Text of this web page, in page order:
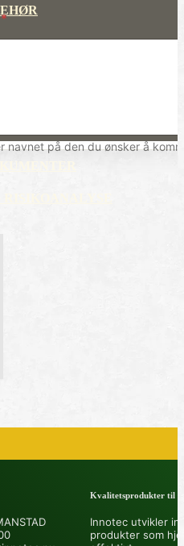
RISIKOANALYSE
*
navnet på den du ønsker å
Kvalitetsprodukter til å
Innotec utvikler
produkter som